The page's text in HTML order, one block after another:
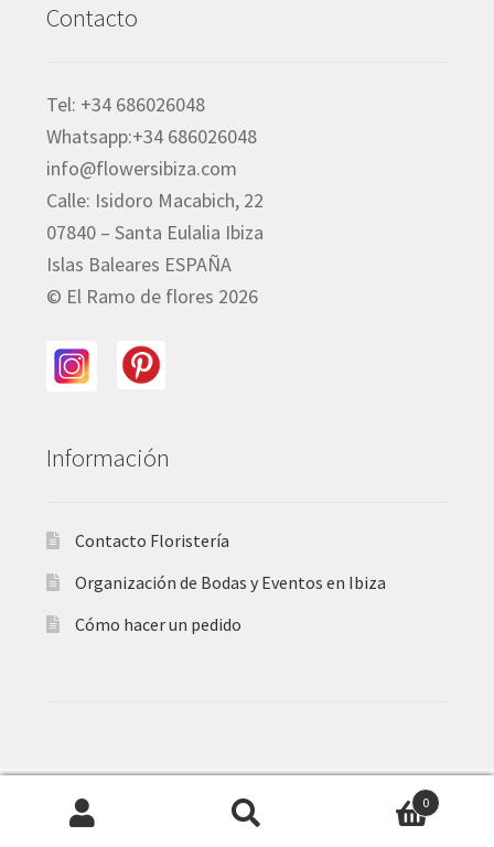
Contacto
Tel: +34 686026048
Whatsapp:+34 686026048
info@flowersibiza.com
Calle: Isidoro Macabich, 22
07840 – Santa Eulalia Ibiza
Islas Baleares ESPAÑA
© El Ramo de flores 2026
Información
Contacto Floristería
Organización de Bodas y Eventos en Ibiza
Cómo hacer un pedido
Buscar
0